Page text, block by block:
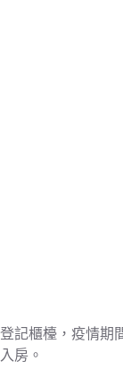
登記櫃檯，疫情期
入房。